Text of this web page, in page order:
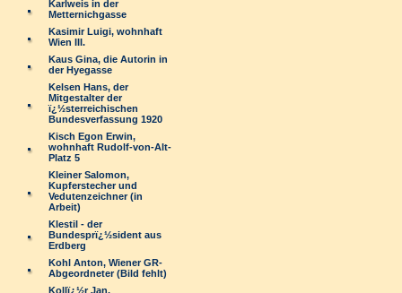
Karlweis in der
Metternichgasse
Kasimir Luigi, wohnhaft
Wien III.
Kaus Gina, die Autorin in
der Hyegasse
Kelsen Hans, der
Mitgestalter der
ï¿½sterreichischen
Bundesverfassung 1920
Kisch Egon Erwin,
wohnhaft Rudolf-von-Alt-
Platz 5
Kleiner Salomon,
Kupferstecher und
Vedutenzeichner (in
Arbeit)
Klestil - der
Bundesprï¿½sident aus
Erdberg
Kohl Anton, Wiener GR-
Abgeordneter (Bild fehlt)
Kollï¿½r Jan,